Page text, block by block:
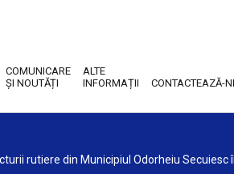
COMUNICARE
ȘI NOUTĂȚI
ALTE
INFORMAȚII
CONTACTEAZĂ-
rutiere din Municipiul Odorheiu